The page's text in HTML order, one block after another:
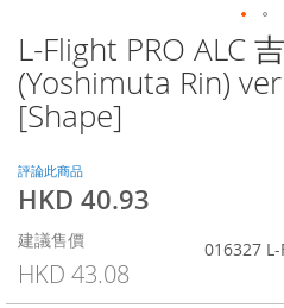
L-Flight PRO ALC
(Yoshimuta Rin)
[Shape]
評論此商品
特
價
格
HKD 40.93
建議售價
HKD 43.08
016327 L-
Skip
to
the
beginning
of
the
images
gallery